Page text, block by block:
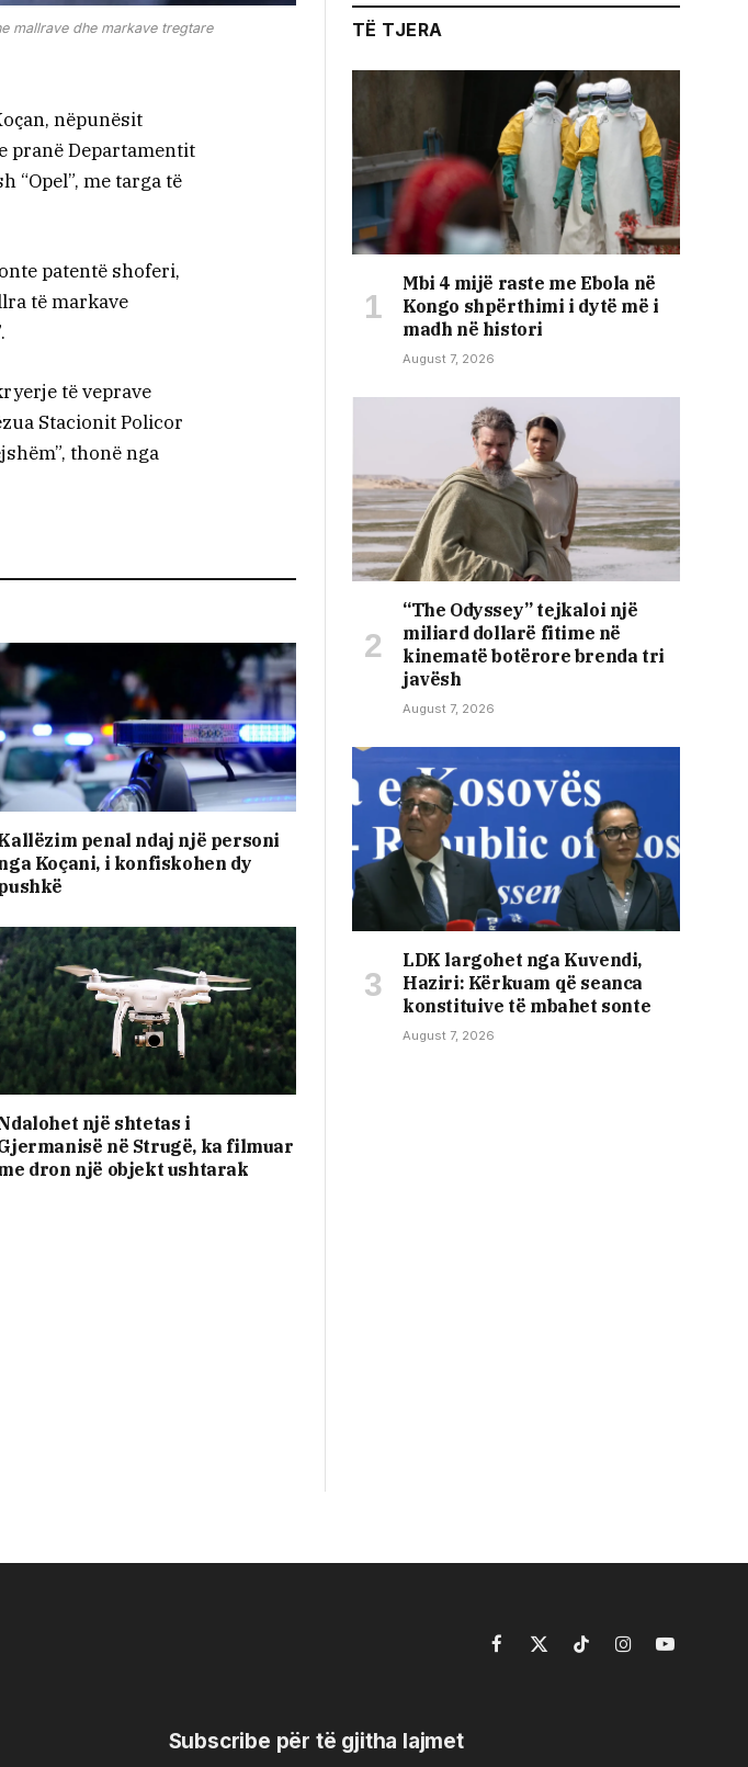
mallrave dhe markave tregtare
nëpunësit
pranë Departamentit
“Opel”, me targa të
patentë shoferi,
të markave
të veprave
Stacionit Policor
thonë nga
penal ndaj një personi
Koçani, i konfiskohen dy
një shtetas i
në Strugë, ka filmuar
dron një objekt ushtarak
TË TJERA
Mbi 4 mijë raste me Ebola në
Kongo shpërthimi i dytë më i
madh në histori
August 7, 2026
“The Odyssey” tejkaloi një
miliard dollarë fitime në
kinematë botërore brenda tri
javësh
August 7, 2026
LDK largohet nga Kuvendi,
Haziri: Kërkuam që seanca
konstituive të mbahet sonte
August 7, 2026
Facebook
X
TikTokInstagramYouTube
Subscribe për të gjitha lajmet